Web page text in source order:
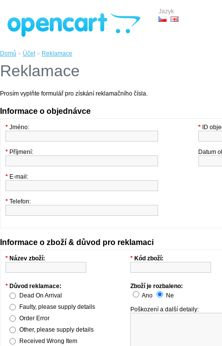
Jazyk
Domů » Účet» Reklamace
Reklamace
Prosím vyplňte formulář pro získání reklamačního čísla.
Informace o objednávce
* Jméno:
* Příjmení:
* E-mail:
* Telefon:
* ID
Datum
Informace o zboží & důvod pro reklamaci
* Název zboží: * Kód zboží:
* Důvod reklamace:
Dead On Arrival
Faulty, please supply details
Order Error
Other, please supply details
Received Wrong Item
Zboží je rozbaleno:
Ano
Ne
Poškození a další detaily: